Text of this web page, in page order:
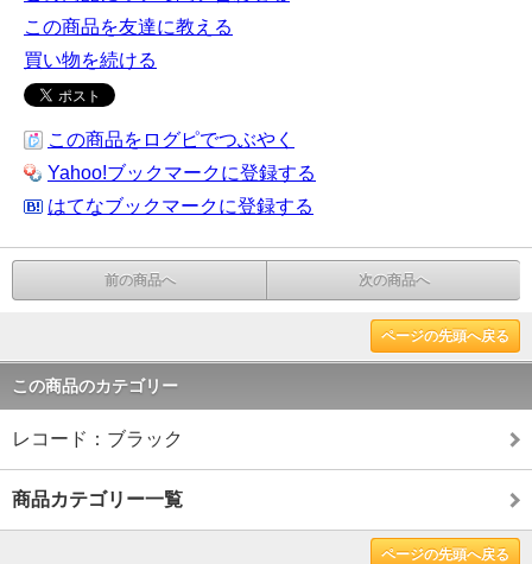
この商品を友達に教える
買い物を続ける
この商品をログピでつぶやく
Yahoo!ブックマークに登録する
はてなブックマークに登録する
前の商品へ 次の商品へ
ページの先頭へ戻る
この商品のカテゴリー
レコード：ブラック
商品カテゴリー一覧
ページの先頭へ戻る